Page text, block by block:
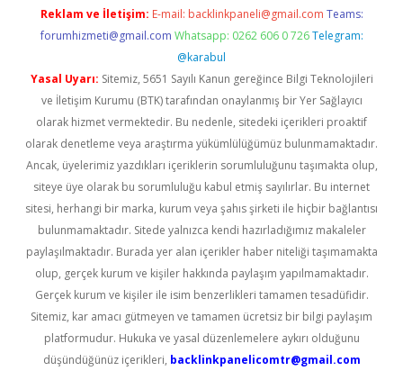
Reklam ve İletişim: E-mail: backlinkpaneli@gmail.com Teams:
forumhizmeti@gmail.com Whatsapp: 0262 606 0 726 Telegram:
@karabul
Yasal Uyarı: Sitemiz, 5651 Sayılı Kanun gereğince Bilgi Teknolojileri
ve İletişim Kurumu (BTK) tarafından onaylanmış bir Yer Sağlayıcı
olarak hizmet vermektedir. Bu nedenle, sitedeki içerikleri proaktif
olarak denetleme veya araştırma yükümlülüğümüz bulunmamaktadır.
Ancak, üyelerimiz yazdıkları içeriklerin sorumluluğunu taşımakta olup,
siteye üye olarak bu sorumluluğu kabul etmiş sayılırlar. Bu internet
sitesi, herhangi bir marka, kurum veya şahıs şirketi ile hiçbir bağlantısı
bulunmamaktadır. Sitede yalnızca kendi hazırladığımız makaleler
paylaşılmaktadır. Burada yer alan içerikler haber niteliği taşımamakta
olup, gerçek kurum ve kişiler hakkında paylaşım yapılmamaktadır.
Gerçek kurum ve kişiler ile isim benzerlikleri tamamen tesadüfidir.
Sitemiz, kar amacı gütmeyen ve tamamen ücretsiz bir bilgi paylaşım
platformudur. Hukuka ve yasal düzenlemelere aykırı olduğunu
düşündüğünüz içerikleri, backlinkpanelicomtr@gmail.com